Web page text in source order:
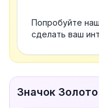
Попробуйте
сделать ваш
Значок